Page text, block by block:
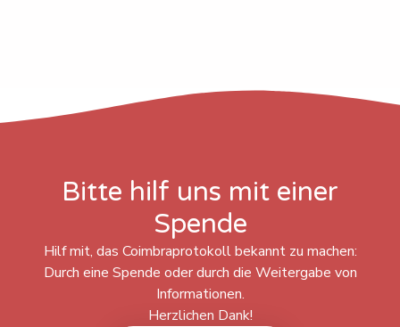
Bitte hilf uns mit einer
Spende
Hilf mit, das Coimbraprotokoll bekannt zu machen:
Durch eine Spende oder durch die Weitergabe von
Informationen.
Herzlichen Dank!